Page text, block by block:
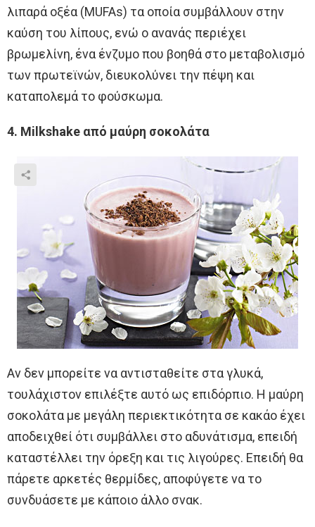
λιπαρά οξέα (MUFAs) τα οποία συμβάλλουν στην
καύση του λίπους, ενώ ο ανανάς περιέχει
βρωμελίνη, ένα ένζυμο που βοηθά στο μεταβολισμό
των πρωτεϊνών, διευκολύνει την πέψη και
καταπολεμά το φούσκωμα.
4. Milkshake από μαύρη σοκολάτα
Αν δεν μπορείτε να αντισταθείτε στα γλυκά,
τουλάχιστον επιλέξτε αυτό ως επιδόρπιο. Η μαύρη
σοκολάτα με μεγάλη περιεκτικότητα σε κακάο έχει
αποδειχθεί ότι συμβάλλει στο αδυνάτισμα, επειδή
καταστέλλει την όρεξη και τις λιγούρες. Επειδή θα
πάρετε αρκετές θερμίδες, αποφύγετε να το
συνδυάσετε με κάποιο άλλο σνακ.